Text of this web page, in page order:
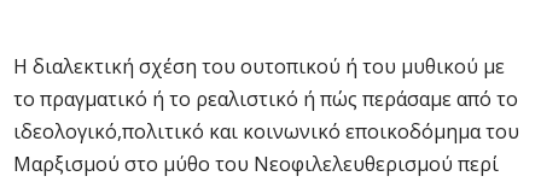
Η διαλεκτική σχέση του ουτοπικού ή του μυθικού με
το πραγματικό ή το ρεαλιστικό ή πώς περάσαμε από το
ιδεολογικό,πολιτικό και κοινωνικό εποικοδόμημα του
Μαρξισμού στο μύθο του Νεοφιλελευθερισμού περί